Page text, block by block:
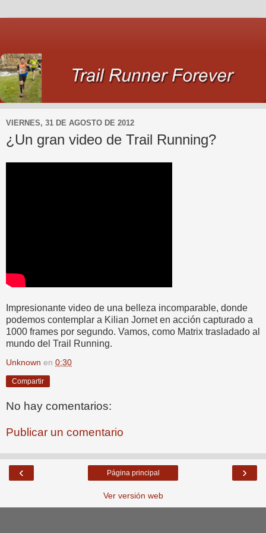
VIERNES, 31 DE AGOSTO DE 2012
¿Un gran video de Trail Running?
Impresionante video de una belleza incomparable, donde
podemos contemplar a Kilian Jornet en acción capturado a
1000 frames por segundo. Vamos, como Matrix trasladado al
mundo del Trail Running.
Unknown en 0:30
Compartir
No hay comentarios:
Publicar un comentario
‹ ›
Página principal
Ver versión web